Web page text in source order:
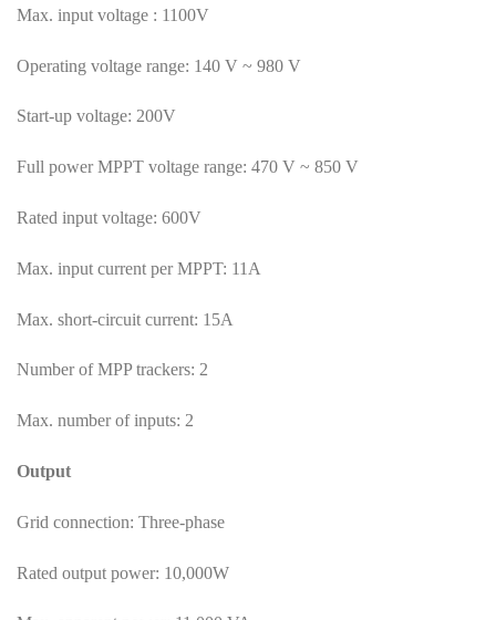
Max. input voltage : 1100V
Operating voltage range: 140 V ~ 980 V
Start-up voltage: 200V
Full power MPPT voltage range: 470 V ~ 850 V
Rated input voltage: 600V
Max. input current per MPPT: 11A
Max. short-circuit current: 15A
Number of MPP trackers: 2
Max. number of inputs: 2
Output
Grid connection: Three-phase
Rated output power: 10,000W